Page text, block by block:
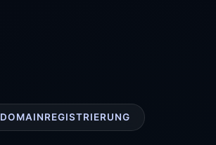
DOMAINREGISTRIERUNG